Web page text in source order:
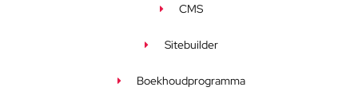
CMS
Sitebuilder
Boekhoudprogramma